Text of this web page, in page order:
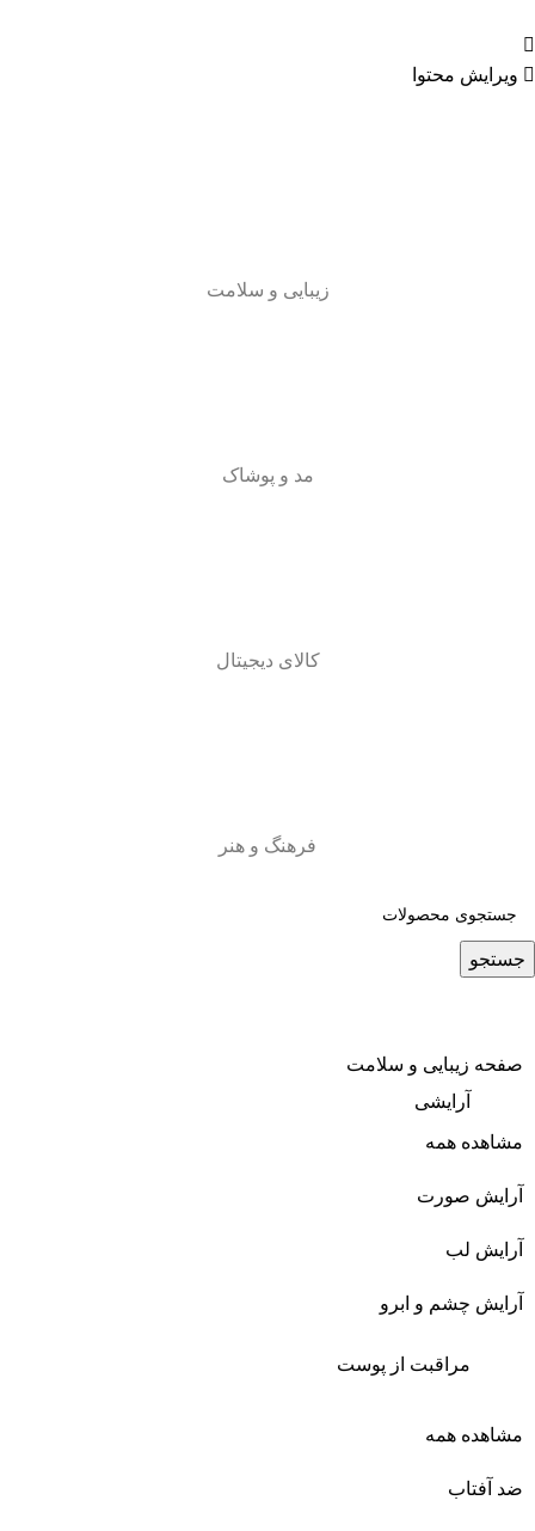
ویرایش محتوا
زیبایی و سلامت
مد و پوشاک
کالای دیجیتال
فرهنگ و هنر
جستجو
صفحه زیبایی و سلامت
آرایشی
مشاهده همه
آرایش صورت
آرایش لب
آرایش چشم و ابرو
مراقبت از پوست
مشاهده همه
ضد آفتاب